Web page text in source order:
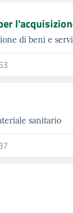
di beni e
sanitario